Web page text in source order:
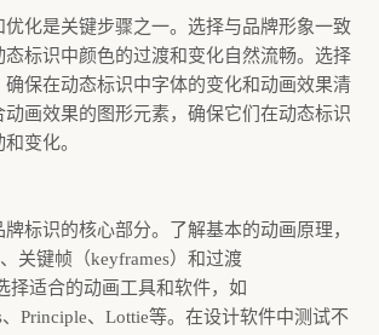
化是关键步骤之一。选择与品牌形象一致
态标识中颜色的过渡和变化自然流畅。选择
保在动态标识中字体的变化和动画效果清
动画效果的图形元素，确保它们在动态标识
变化。
标识的核心部分。了解基本的动画原理，
关键帧（keyframes）和过渡
择适合的动画工具和软件，如
Principle、Lottie等。在设计软件中测试不